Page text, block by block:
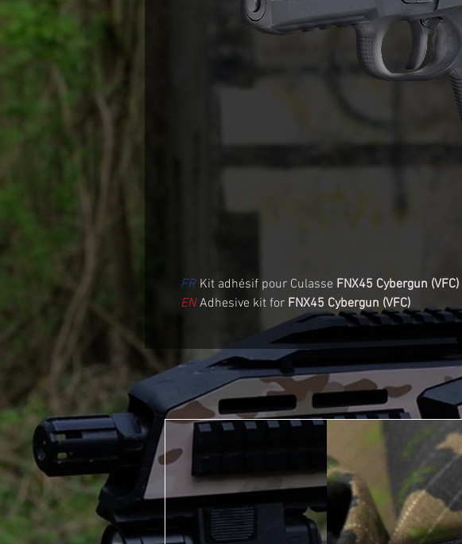
FR Kit adhésif pour Culasse FNX45 Cybergun (VFC)
ENAdhesive kit for FNX45 Cybergun (VFC)